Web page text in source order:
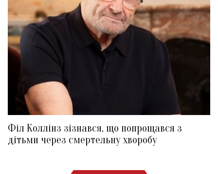
Філ Коллінз зізнався, що попрощався з
дітьми через смертельну хворобу